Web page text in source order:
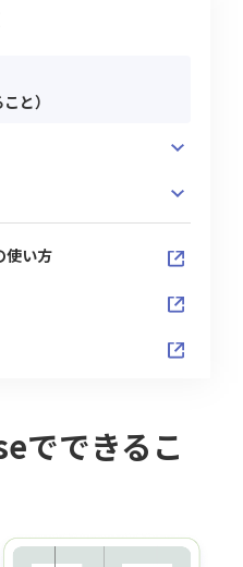
と）
使い方
でできるこ